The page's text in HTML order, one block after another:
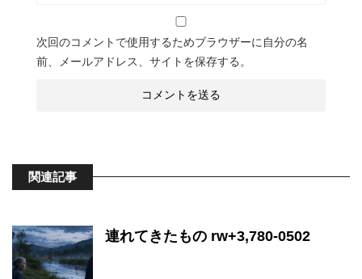
次回のコメントで使用するためブラウザーに自分の名
前、メールアドレス、サイトを保存する。
関連記事
連れてきたもの rw+3,780-0502